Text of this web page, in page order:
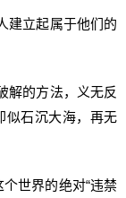
建立起属于他们的
解的方法，义无反
似石沉大海，再无
世界的绝对“违禁